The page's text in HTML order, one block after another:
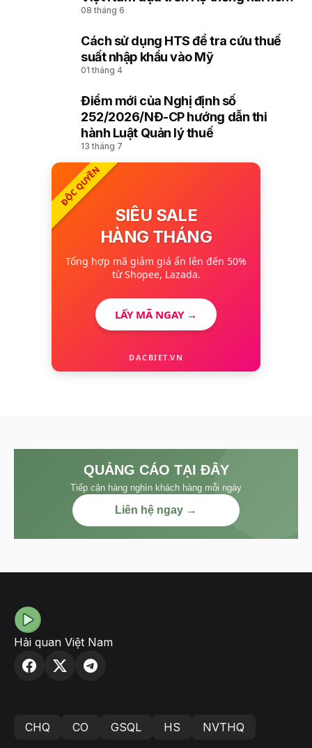
mô tả và mã hóa hàng hóa (HS) của
08 tháng 6
Cách sử dụng HTS để tra cứu thuế
suất nhập khẩu vào Mỹ
01 tháng 4
Điểm mới của Nghị định số
252/2026/NĐ-CP hướng dẫn thi
hành Luật Quản lý thuế
13 tháng 7
ĐỘC QUYỀN
SIÊU SALE
HÀNG THÁNG
Tổng hợp mã giảm giá ẩn lên đến 50%
từ Shopee, Lazada.
LẤY MÃ NGAY →
DACBIET.VN
QUẢNG CÁO TẠI ĐÂY
Tiếp cận hàng nghìn khách hàng mỗi ngày
Liên hệ ngay →
Hải quan Việt Nam
CHQ CO GSQL HS NVTHQ